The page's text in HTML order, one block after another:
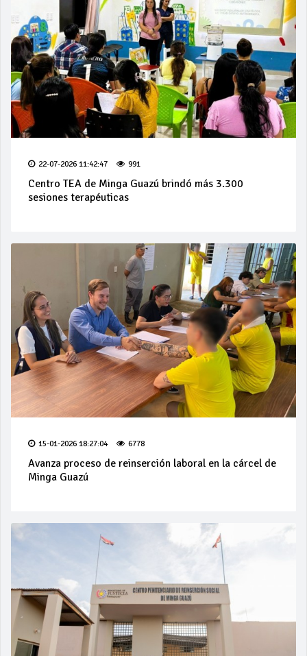
22-07-2026 11:42:47 991
Centro TEA de Minga Guazú brindó más 3.300
sesiones terapéuticas
15-01-2026 18:27:04 6778
Avanza proceso de reinserción laboral en la cárcel de
Minga Guazú